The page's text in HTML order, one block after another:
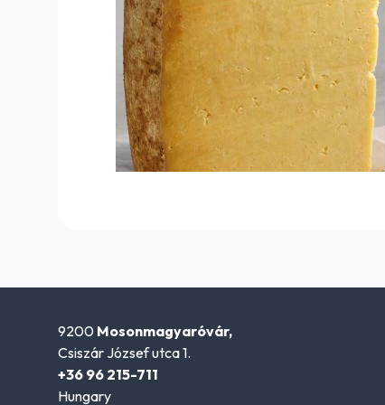
9200 Mosonmagyaróvár,
Csiszár József utca 1.
+36 96 215-711
Hungary